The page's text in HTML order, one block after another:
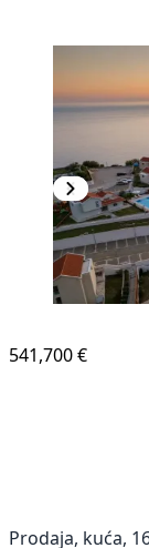
541,700 €
Prodaja, kuća,